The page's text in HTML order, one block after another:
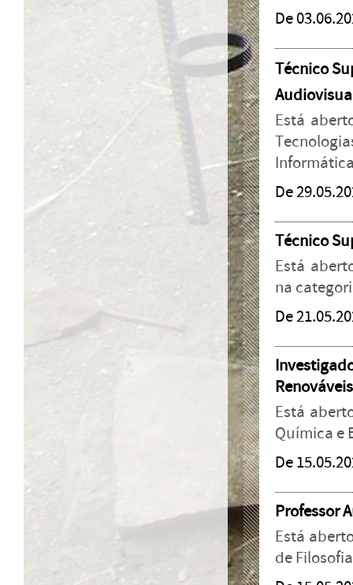
De
Técnico
Está
De
Técnico
Está
na
De
Renováveis
Está
Química e
De
Professor
Está
de